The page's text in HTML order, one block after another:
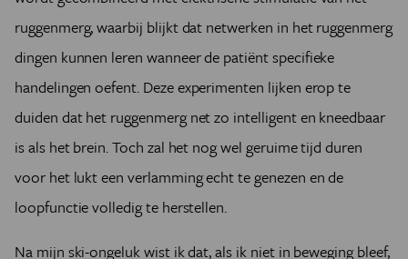
ruggenmerg, waarbij blijkt dat netwerken in het ruggenmerg
dingen kunnen leren wanneer de patiënt specifieke
handelingen oefent. Deze experimenten lijken erop te
duiden dat het ruggenmerg net zo intelligent en kneedbaar
is als het brein. Toch zal het nog wel geruime tijd duren
voor het lukt een verlamming echt te genezen en de
loopfunctie volledig te herstellen.
Na mijn ski-ongeluk wist ik dat, als ik niet in beweging bleef,